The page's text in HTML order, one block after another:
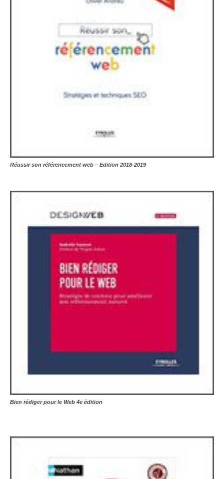
Réussir son référencement web – Edition 2018-2019
Bien rédiger pour le Web 4e édition